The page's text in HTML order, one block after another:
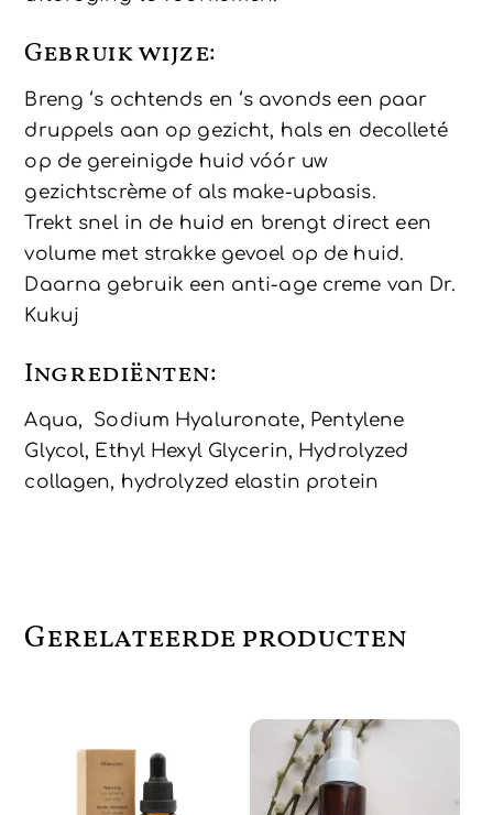
Gebruik wijze:
Breng ‘s ochtends en ‘s avonds een paar
druppels aan op gezicht, hals en decolleté
op de gereinigde huid vóór uw
gezichtscrème of als make-upbasis.
Trekt snel in de huid en brengt direct een
volume met strakke gevoel op de huid.
Daarna gebruik een anti-age creme van Dr.
Kukuj
Ingrediënten:
Aqua, Sodium Hyaluronate, Pentylene
Glycol, Ethyl Hexyl Glycerin, Hydrolyzed
collagen, hydrolyzed elastin protein
Gerelateerde producten